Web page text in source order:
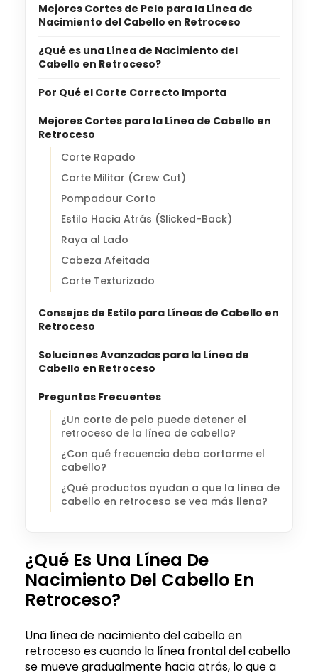
Mejores Cortes de Pelo para la Línea de
Nacimiento del Cabello en Retroceso
¿Qué es una Línea de Nacimiento del
Cabello en Retroceso?
Por Qué el Corte Correcto Importa
Mejores Cortes para la Línea de Cabello en
Retroceso
Corte Rapado
Corte Militar (Crew Cut)
Pompadour Corto
Estilo Hacia Atrás (Slicked-Back)
Raya al Lado
Cabeza Afeitada
Corte Texturizado
Consejos de Estilo para Líneas de Cabello en
Retroceso
Soluciones Avanzadas para la Línea de
Cabello en Retroceso
Preguntas Frecuentes
¿Un corte de pelo puede detener el
retroceso de la línea de cabello?
¿Con qué frecuencia debo cortarme el
cabello?
¿Qué productos ayudan a que la línea de
cabello en retroceso se vea más llena?
¿Qué Es Una Línea De
Nacimiento Del Cabello En
Retroceso?
Una línea de nacimiento del cabello en
retroceso es cuando la línea frontal del cabello
se mueve gradualmente hacia atrás, lo que a